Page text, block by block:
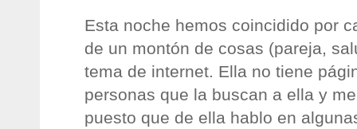
Esta noche hemos coincidido por
de un montón de cosas (pareja,
tema de internet. Ella no tiene
personas que la buscan a ella y
puesto que de ella hablo en